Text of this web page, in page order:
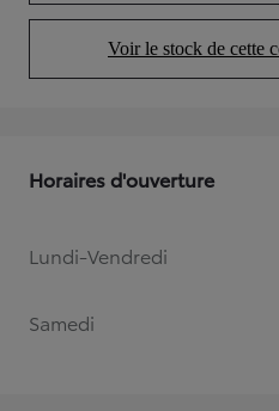
Voir le stock de cette
Horaires d'ouverture
Lundi-Vendredi
Samedi